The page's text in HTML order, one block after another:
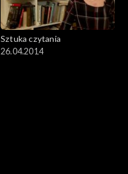
Sztuka czytania
26.04.2014